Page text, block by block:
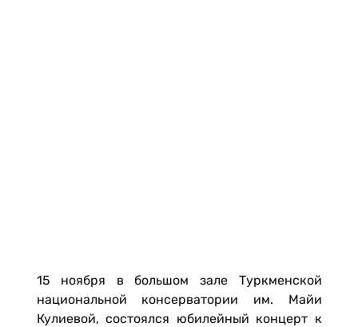
15 ноября в большом зале Туркменской
национальной консерватории им. Майи
Кулиевой, состоялся юбилейный концерт к